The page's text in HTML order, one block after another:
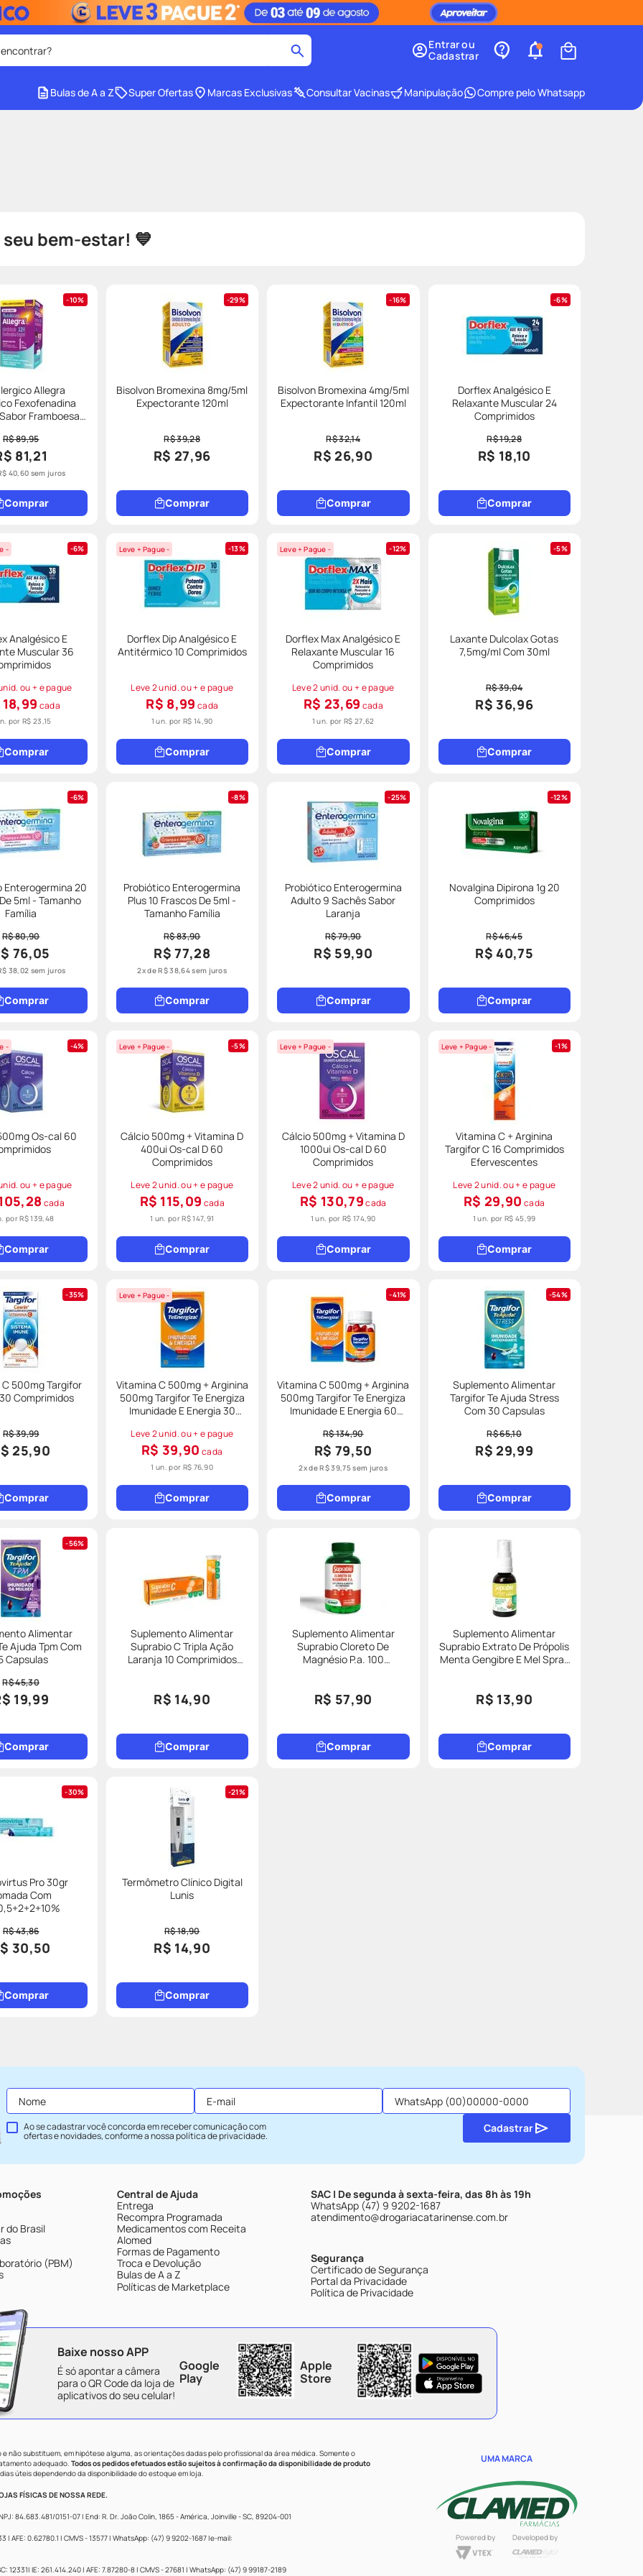
Entrar ou
Cadastrar
Bulas de A a Z Super Ofertas Marcas Exclusivas Consultar Vacinas Manipulação Compre pelo Whatsapp
bem-estar! 💙
10%
Allegra
Fexofenadina
Framboesa
R$ 89,95
81,21
40,60 sem juros
Comprar
29%
Bisolvon Bromexina 8mg/5ml
Expectorante 120ml
R$ 39,28
R$ 27,96
Comprar
16%
Bisolvon Bromexina 4mg/5ml
Expectorante Infantil 120ml
R$ 32,14
R$ 26,90
Comprar
6%
Dorflex Analgésico E
Relaxante Muscular 24
Comprimidos
R$ 19,28
R$ 18,10
Comprar
- 6%
Analgésico E
Muscular 36
ou + e pague
18,99 cada
porR$ 23,15
Comprar
Leve + Pague - 13%
Dorflex Dip Analgésico E
Antitérmico 10 Comprimidos
Leve 2 unid. ou + e pague
R$ 8,99 cada
1 un. porR$ 14,90
Comprar
Leve + Pague - 12%
Dorflex Max Analgésico E
Relaxante Muscular 16
Comprimidos
Leve 2 unid. ou + e pague
R$ 23,69 cada
1 un. porR$ 27,62
Comprar
5%
Laxante Dulcolax Gotas
7,5mg/ml Com 30ml
R$ 39,04
R$ 36,96
Comprar
6%
Enterogermina 20
5ml - Tamanho
Família
R$ 80,90
76,05
38,02 sem juros
Comprar
8%
Probiótico Enterogermina
Plus 10 Frascos De 5ml -
Tamanho Família
R$ 83,90
R$ 77,28
2x deR$38,64sem juros
Comprar
25%
Probiótico Enterogermina
Adulto 9 Sachês Sabor
Laranja
R$ 79,90
R$ 59,90
Comprar
12%
Novalgina Dipirona 1g 20
Comprimidos
R$ 46,45
R$ 40,75
Comprar
- 4%
Os-cal 60
ou + e pague
cada
porR$ 139,48
Comprar
Leve + Pague - 5%
Cálcio 500mg + Vitamina D
400ui Os-cal D 60
Comprimidos
Leve 2 unid. ou + e pague
R$ 115,09 cada
1 un. porR$ 147,91
Comprar
Leve + Pague -
Cálcio 500mg + Vitamina D
1000ui Os-cal D 60
Comprimidos
Leve 2 unid. ou + e pague
R$ 130,79cada
1 un. por R$ 174,90
Comprar
Leve + Pague - 1%
Vitamina C + Arginina
Targifor C 16 Comprimidos
Efervescentes
Leve 2 unid. ou + e pague
R$ 29,90 cada
1 un. porR$ 45,99
Comprar
35%
500mg Targifor
Comprimidos
R$ 39,99
25,90
Comprar
Leve + Pague -
Vitamina C 500mg + Arginina
500mg Targifor Te Energiza
Imunidade E Energia 30
Leve 2 unid. ou + e pague
R$ 39,90 cada
1 un. por R$ 76,90
Comprar
41%
Vitamina C 500mg + Arginina
500mg Targifor Te Energiza
Imunidade E Energia 60
R$ 134,90
R$ 79,50
2x deR$39,75sem juros
Comprar
54%
Suplemento Alimentar
Targifor Te Ajuda Stress
Com 30 Capsulas
R$ 65,10
R$ 29,99
Comprar
56%
Alimentar
Ajuda Tpm Com
Capsulas
R$ 45,30
19,99
Comprar
Suplemento Alimentar
Suprabio C Tripla Ação
Laranja 10 Comprimidos
R$ 14,90
Comprar
Suplemento Alimentar
Suprabio Cloreto De
Magnésio P.a. 100
R$ 57,90
Comprar
Suplemento Alimentar
Suprabio Extrato De Própolis
Menta Gengibre E Mel Spray
R$ 13,90
Comprar
30%
Pro 30gr
Com
R$ 43,86
30,50
Comprar
21%
Termômetro Clínico Digital
Lunis
R$ 18,90
R$ 14,90
Comprar
Ao se cadastrar você concorda em receber comunicação com
ofertas e novidades, conforme a nossapolítica de privacidade.
Cadastrar
do Brasil
(PBM)
Central de Ajuda
Entrega
Recompra Programada
Medicamentos com Receita
Alomed
Formas de Pagamento
Troca e Devolução
Bulas de A a Z
Políticas de Marketplace
SAC | De segunda à sexta-feira, das 8h às 19h
WhatsApp (47) 9 9202-1687
atendimento@drogariacatarinense.com.br
Segurança
Certificado de Segurança
Portal da Privacidade
Política de Privacidade
Baixe nosso APP
É só apontar a câmera
para o QR Code da loja de
aplicativos do seu celular!
Google
Play
Apple
Store
substituem, em hipótese alguma, as orientações dadas pelo profissional da área médica. Somente o
adequado. Todos os pedidos efetuados estão sujeitos à confirmação da disponibilidade de produto
úteis dependendo da disponibilidade do estoque em loja.
FÍSICAS DE NOSSA REDE.
84.683.481/0151-07 | End: R. Dr. João Colin, 1865 - América, Joinville - SC, 89204-001
| AFE: 0.62780.1 | CMVS - 13577 | WhatsApp: (47) 9 9202-1687 |e-mail:
IE: 261.414.240 | AFE: 7.87280-8 | CMVS - 27681 | WhatsApp: (47) 9 99187-2189
UMA MARCA
Powered by Developed by